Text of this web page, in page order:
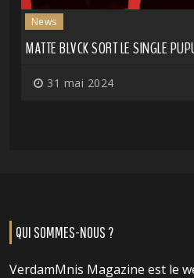
News
MATTE BLVCK SORT LE SINGLE
31 mai 2024
QUI SOMMES-NOUS ?
VerdamMnis Magazine est le